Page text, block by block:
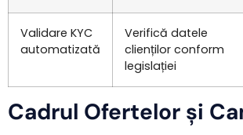
Validare KYC
automatizată
Verifică datele
clienților conform
legislației
Cadrul Ofertelor și